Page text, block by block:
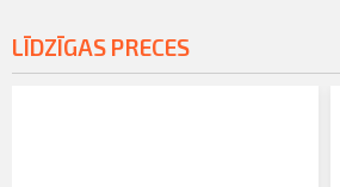
LĪDZĪGAS PRECES